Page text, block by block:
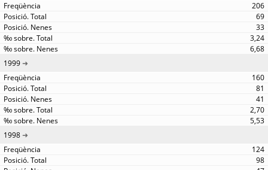
206
69
33
3,24
6,68
1999
160
81
41
2,70
5,53
1998
124
98